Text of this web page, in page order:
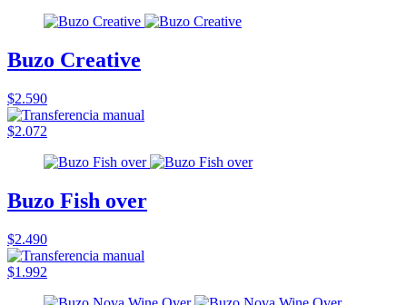
Buzo Creative
$2.590
$2.072
Buzo Fish over
$2.490
$1.992